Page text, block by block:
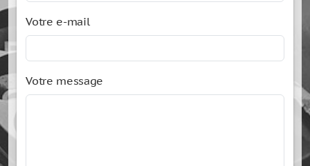
Votre e-mail
Votre message